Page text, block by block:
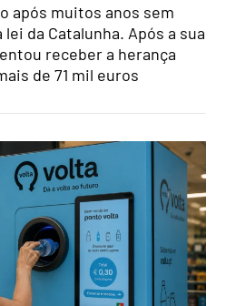
após muitos anos sem
da Catalunha. Após a sua
receber a herança
de 71 mil euros